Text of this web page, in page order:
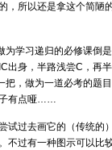
，所以还是拿这个简陋
学习递归的必修课倒
出身，半路浅尝C，再
，做为一道必考的题
有点哑……
试过去画它的（传统的
不过有一种图示可以比